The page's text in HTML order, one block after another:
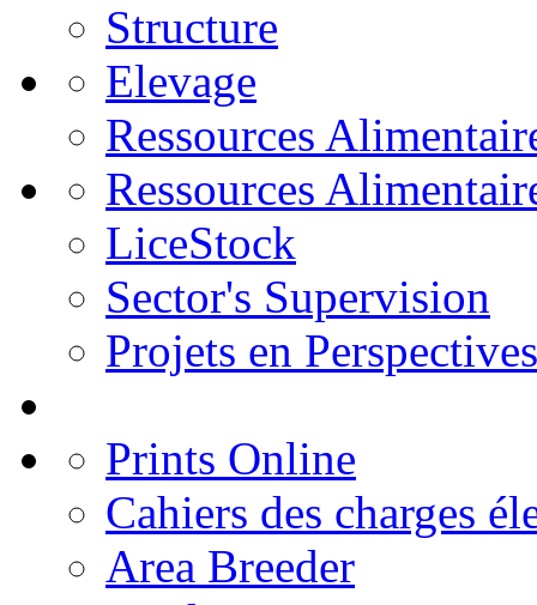
Structure
Elevage
Ressources
Ressources
LiceStock
Sector's Supervision
Projets en Perspectives
Prints Online
Cahiers des charges
Area Breeder